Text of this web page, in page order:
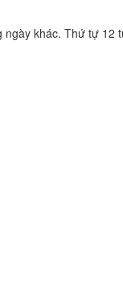
ngày khác. Thứ tự 12